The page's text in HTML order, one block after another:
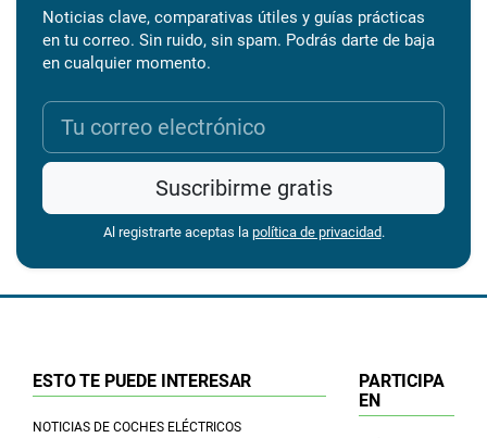
Noticias clave, comparativas útiles y guías prácticas
en tu correo. Sin ruido, sin spam. Podrás darte de baja
en cualquier momento.
Suscribirme gratis
Al registrarte aceptas la política de privacidad.
ESTO TE PUEDE INTERESAR
NOTICIAS DE COCHES ELÉCTRICOS
PARTICIPA
EN